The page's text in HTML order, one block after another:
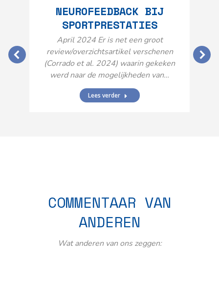
NEUROFEEDBACK BIJ
SPORTPRESTATIES
April 2024 Er is net een groot
review/overzichtsartikel verschenen
(Corrado et al. 2024) waarin gekeken
werd naar de mogelijkheden van…
Lees verder
COMMENTAAR VAN
ANDEREN
Wat anderen van ons zeggen: